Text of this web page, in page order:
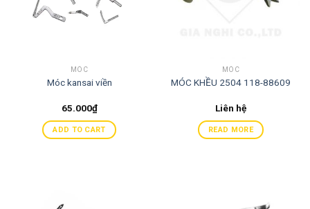
MÓC
Móc kansai viền
65.000₫
ADD TO CART
MÓC
MÓC KHỀU 2504 118-88609
Liên hệ
READ MORE